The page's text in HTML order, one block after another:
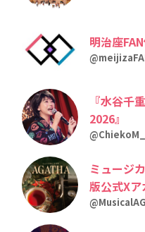
明治座
『水谷千
2026』
ミュージ
版公式Xア